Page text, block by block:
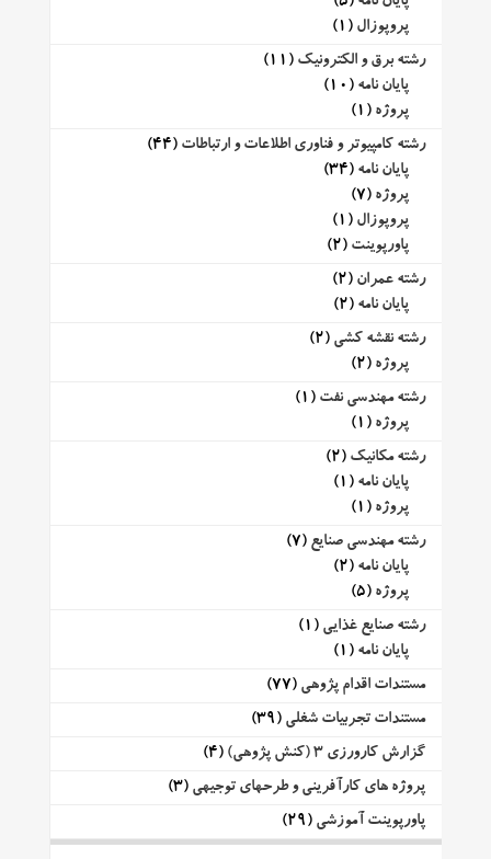
پروپوزال (1)
رشته برق و الکترونیک (11)
پایان نامه (10)
پروژه (1)
رشته کامپیوتر و فناوری اطلاعات و ارتباطات (44)
پایان نامه (34)
پروژه (7)
پروپوزال (1)
پاورپوینت (2)
رشته عمران (2)
پایان نامه (2)
رشته نقشه کشی (2)
پروژه (2)
رشته مهندسی نفت (1)
پروژه (1)
رشته مکانیک (2)
پایان نامه (1)
پروژه (1)
رشته مهندسی صنایع (7)
پایان نامه (2)
پروژه (5)
رشته صنایع غذایی (1)
پایان نامه (1)
مستندات اقدام پژوهی (77)
مستندات تجربیات شغلی (39)
گزارش کارورزی 3 (کنش پژوهی)
(4)
پروژه های کارآفرینی و طرحهای توجیهی (3)
پاورپوینت آموزشی (29)